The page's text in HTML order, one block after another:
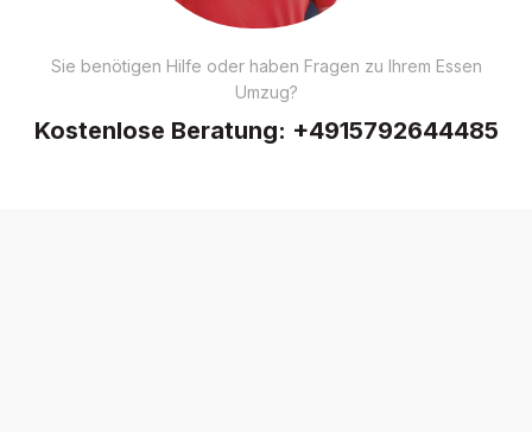
Sie benötigen Hilfe oder haben Fragen zu Ihrem Essen
Umzug?
Kostenlose Beratung: +4915792644485